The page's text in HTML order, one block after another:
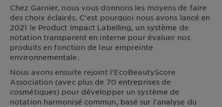
Chez Garnier, nous vous donnons les moyens de faire
des choix éclairés. C'est pourquoi nous avons lancé en
2021 le Product Impact Labelling, un système de
notation transparent en interne pour évaluer nos
produits en fonction de leur empreinte
environnementale.
Nous avons ensuite rejoint l'EcoBeautyScore
Association (avec plus de 70 entreprises de
cosmétiques) pour développer un système de
notation harmonisé commun, basé sur l'analyse du